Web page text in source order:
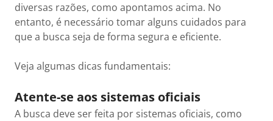
diversas razões, como apontamos acima. No
entanto, é necessário tomar alguns cuidados para
que a busca seja de forma segura e eficiente.
Veja algumas dicas fundamentais:
Atente-se aos sistemas oficiais
A busca deve ser feita por sistemas oficiais, como